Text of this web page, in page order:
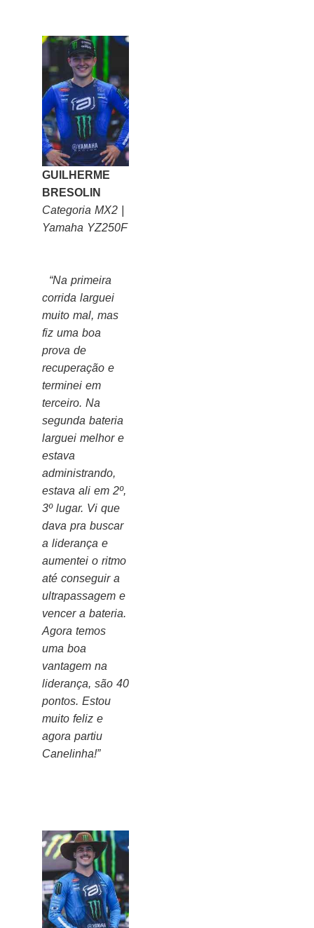
GUILHERME
BRESOLIN
Categoria MX2 |
Yamaha YZ250F
“Na primeira
corrida larguei
muito mal, mas
fiz uma boa
prova de
recuperação e
terminei em
terceiro. Na
segunda bateria
larguei melhor e
estava
administrando,
estava ali em 2º,
3º lugar. Vi que
dava pra buscar
a liderança e
aumentei o ritmo
até conseguir a
ultrapassagem e
vencer a bateria.
Agora temos
uma boa
vantagem na
liderança, são 40
pontos. Estou
muito feliz e
agora partiu
Canelinha!”